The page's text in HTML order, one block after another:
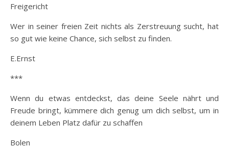
Freigericht
Wer in seiner freien Zeit nichts als Zerstreuung sucht, hat
so gut wie keine Chance, sich selbst zu finden.
E.Ernst
***
Wenn du etwas entdeckst, das deine Seele nährt und
Freude bringt, kümmere dich genug um dich selbst, um in
deinem Leben Platz dafür zu schaffen
Bolen